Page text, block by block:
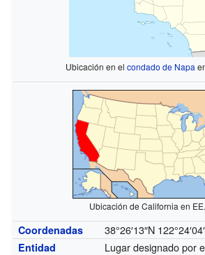
Ubicación en elcondado de Napa
Ubicación de California en
Coordenadas 38°26′13″N
Entidad
Lugar designado por